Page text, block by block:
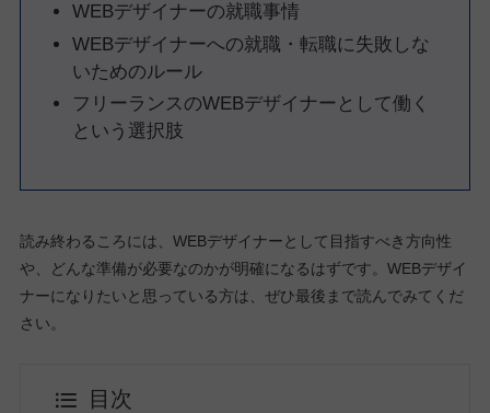
WEBデザイナーの就職事情
WEBデザイナーへの就職・転職に失敗しな
いためのルール
フリーランスのWEBデザイナーとして働く
という選択肢
読み終わるころには、WEBデザイナーとして目指すべき方向性
や、どんな準備が必要なのかが明確になるはずです。WEBデザイ
ナーになりたいと思っている方は、ぜひ最後まで読んでみてくだ
さい。
目次